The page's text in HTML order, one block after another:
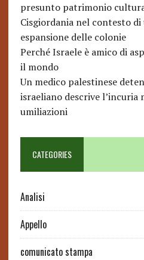
presunto patrimonio
Cisgiordania nel contesto
espansione delle colonie
Perché Israele è amico di
il mondo
Un medico palestinese
israeliano descrive l’incuria
umiliazioni
CATEGORIES
Analisi
Appello
comunicato stampa